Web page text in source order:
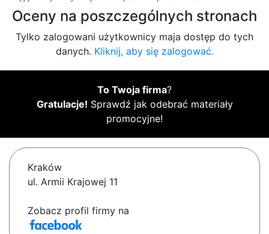
Oceny na poszczególnych stronach
Tylko zalogowani użytkownicy maja dostęp do tych
danych. Kliknij, aby się zalogować.
To Twoja firma?
Gratulacje! Sprawdź jak odebrać materiały
promocyjne!
Kraków
ul. Armii Krajowej 11
Zobacz profil firmy na